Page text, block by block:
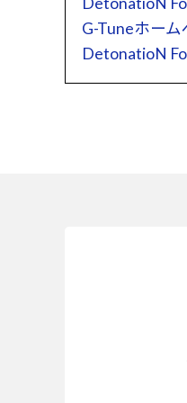
G-Tuneホーム
DetonatioN